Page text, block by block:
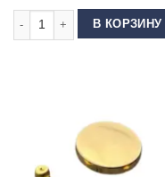
Количество товара Кнопка
В КОРЗИНУ